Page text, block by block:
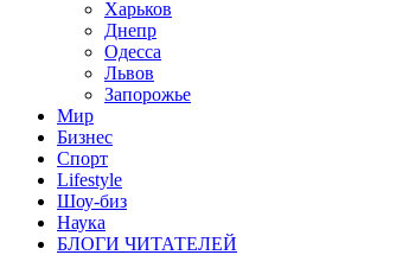
Харьков
Днепр
Одесса
Львов
Запорожье
Мир
Бизнес
Спорт
Lifestyle
Шоу-биз
Наука
БЛОГИ ЧИТАТЕЛЕЙ